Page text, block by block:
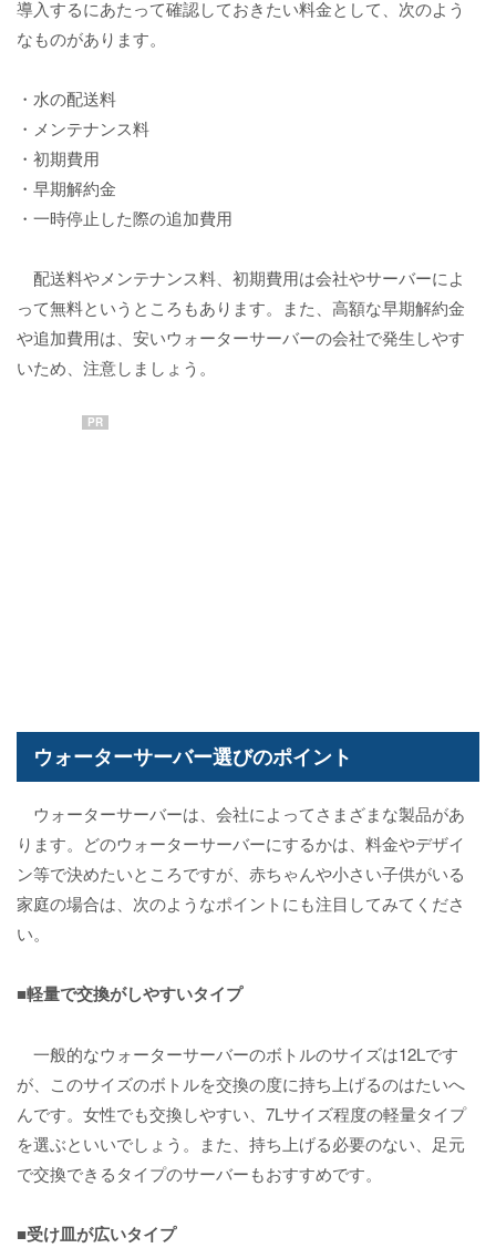
導入するにあたって確認しておきたい料金として、次のよう
なものがあります。
・水の配送料
・メンテナンス料
・初期費用
・早期解約金
・一時停止した際の追加費用
配送料やメンテナンス料、初期費用は会社やサーバーによ
って無料というところもあります。また、高額な早期解約金
や追加費用は、安いウォーターサーバーの会社で発生しやす
いため、注意しましょう。
PR
ウォーターサーバー選びのポイント
ウォーターサーバーは、会社によってさまざまな製品があ
ります。どのウォーターサーバーにするかは、料金やデザイ
ン等で決めたいところですが、赤ちゃんや小さい子供がいる
家庭の場合は、次のようなポイントにも注目してみてくださ
い。
■軽量で交換がしやすいタイプ
一般的なウォーターサーバーのボトルのサイズは12Lです
が、このサイズのボトルを交換の度に持ち上げるのはたいへ
んです。女性でも交換しやすい、7Lサイズ程度の軽量タイプ
を選ぶといいでしょう。また、持ち上げる必要のない、足元
で交換できるタイプのサーバーもおすすめです。
■受け皿が広いタイプ